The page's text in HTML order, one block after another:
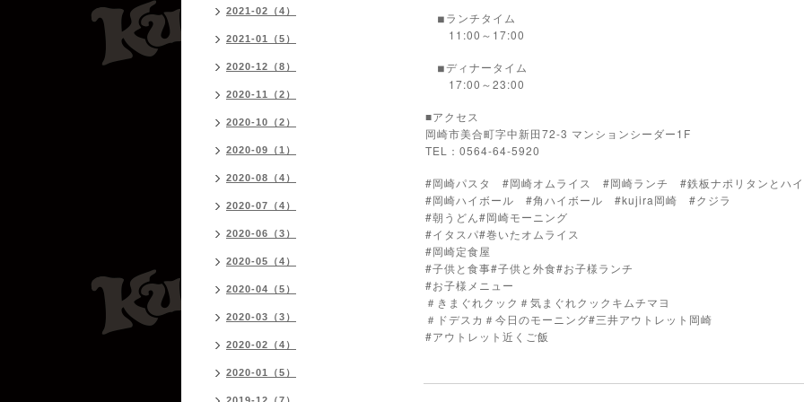
◾︎ ランチタイム
11:00～17:00
◾︎ディナータイム
17:00～23:00
■アクセス
岡崎市美合町字中新田72-3 マンションシーダー1F
TEL：0564-64-5920
#岡崎パスタ #岡崎オムライス #岡崎ランチ #鉄板ナポリタンとハ
#岡崎ハイボール #角ハイボール #kujira岡崎 #クジラ
#朝うどん#岡崎モーニング
#イタスパ#巻いたオムライス
#岡崎定食屋
#子供と食事#子供と外食#お子様ランチ
#お子様メニュー
＃きまぐれクック＃気まぐれクックキムチマヨ
＃ドデスカ＃今日のモーニング#三井アウトレット岡崎
#アウトレット近くご飯
2021-02（4）
2021-01（5）
2020-12（8）
2020-11（2）
2020-10（2）
2020-09（1）
2020-08（4）
2020-07（4）
2020-06（3）
2020-05（4）
2020-04（5）
2020-03（3）
2020-02（4）
2020-01（5）